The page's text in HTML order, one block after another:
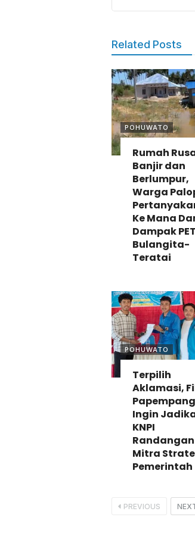
Related Posts
POHUWATO
Rumah
Banjir dan
Berlumpur,
Warga
Ke Mana
Dampak
Bulangita-
Teratai
POHUWATO
Terpilih
Aklamasi,
Papempang
Ingin
KNPI
Randangan
Mitra
Pemerintah
PREVIOUS